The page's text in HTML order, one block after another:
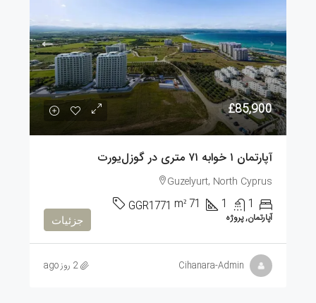
£85,900
آپارتمان ۱ خوابه ۷۱ متری در گوزل‌یورت
Guzelyurt, North Cyprus
1
1
71
m²
GGR1771
آپارتمان, پروژه جزئیات
Cihanara-Admin 2 روز ago